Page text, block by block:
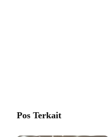
Pos Terkait